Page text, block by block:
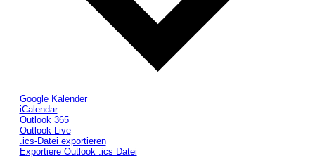
Google Kalender
iCalendar
Outlook 365
Outlook Live
.ics-Datei exportieren
Exportiere Outlook .ics Datei